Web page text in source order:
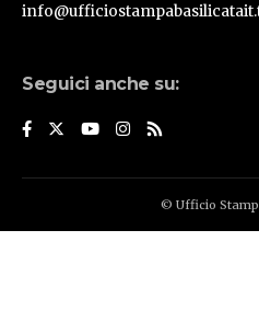
Seguici anche su:
© Ufficio